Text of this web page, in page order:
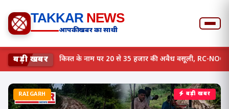
TAKKAR NEWS
आपकी खबर का साथी
बड़ी खबर
फाइनेंस कंपनी का बड़ा खेल, किस्त के नाम पर 20 से 35 हजार की अवैध
बड़ी खबर
RAIGARH